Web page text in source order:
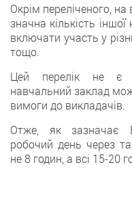
Окрім переліченого,
значна кількість
включати участь у
тощо.
Цей перелік не є
навчальний заклад
вимоги до викладачів.
Отже, як зазначає
робочий день через
не 8 годин, а всі 15-20